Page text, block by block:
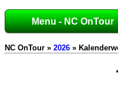
Menu - NC OnTour
NC OnTour » 2026 »